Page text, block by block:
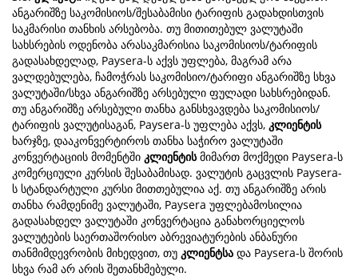
ანგარიშზე საკომისიოს/შესაბამისი ტარიფის გადახდისთვის
საკმარისი თანხის არსებობა. თუ მითითებულ ვალუტაში
სახსრების ოდენობა არასაკმარისია საკომისიოს/ტარიფის
გადასახდელად, Paysera-ს აქვს უფლება, მაგრამ არა
ვალდებულება, ჩამოჭრას საკომისიო/ტარიფი ანგარიშზე სხვა
ვალუტაში/სხვა ანგარიშზე არსებული ფულადი სახსრებიდან.
თუ ანგარიშზე არსებული თანხა განსხვავდება საკომისიოს/
ტარიფის ვალუტისაგან, Paysera-ს უფლება აქვს, კლიენტის
ხარჯზე, დააკონვერტიროს თანხა საჭირო ვალუტაში
კონვერტაციის მომენტში კლიენტისმიმართ მოქმედი Paysera-ს
კომერციული კურსის შესაბამისად. ვალუტის გაცვლის Paysera-
ს სტანდარტული კურსი მითთებულია აქ. თუ ანგარიშზე არის
თანხა რამდენიმე ვალუტაში, Paysera უფლებამოსილია
გადასახდელ ვალუტაში კონვერტაცია განახორციელოს
ვალუტების საერთაშორისო აბრევიატურების ანბანური
თანმიმდევრობის მიხედვით, თუ კლიენტსა და Paysera-ს შორის
სხვა რამ არ არის შეთანხმებული.